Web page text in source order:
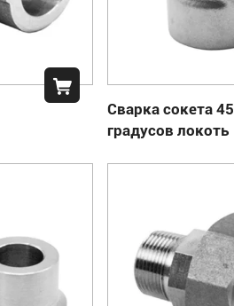
Сварка сокета 45
градусов локоть